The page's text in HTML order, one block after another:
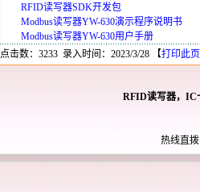
RFID读写器SDK开发包
Modbus读写器YW-630演示程序说明书
Modbus读写器YW-630用户手册
点击数：3233 录入时间：2023/3/28 【打印此页
RFID读写器，IC
热线直拨